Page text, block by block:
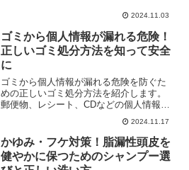
は、紅白歌合戦2024の出演者一覧や見ど
出演者『...
2024.11.03
ゴミから個人情報が漏れる危険！
正しいゴミ処分方法を知って安全
に
ゴミから個人情報が漏れる危険を防ぐた
めの正しいゴミ処分方法を紹介します。
郵便物、レシート、CDなどの個人情報が
含まれるゴミをどうすれば安全に処分で
きるか、具体的な対策と方法を詳しく説
明します。個人情報保護を徹底し、安心
した生活を送るためのヒ...
2024.11.17
かゆみ・フケ対策！脂漏性頭皮を
健やかに保つためのシャンプー選